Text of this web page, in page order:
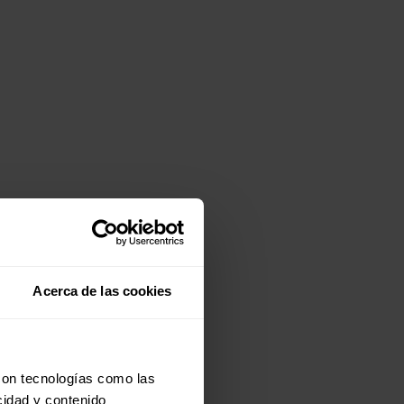
Acerca de las cookies
tecnologías como las
y contenido